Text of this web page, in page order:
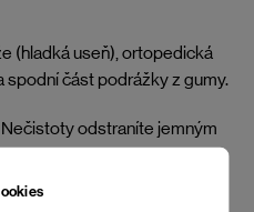
(hladká useň), ortopedická
spodní část podrážky z gumy.
odstraníte jemným
Impregnujte přípravky
a čistou useň ošetřete